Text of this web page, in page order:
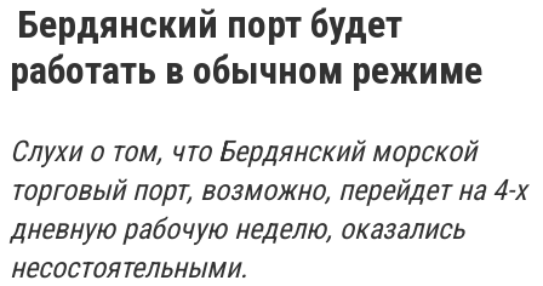
Бердянский порт будет
работать в обычном режиме
Слухи о том, что Бердянский морской
торговый порт, возможно, перейдет на 4-х
дневную рабочую неделю, оказались
несостоятельными.